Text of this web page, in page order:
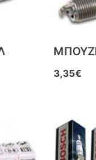
3,35€